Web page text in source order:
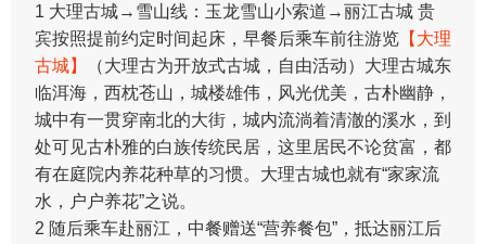
​1 大理古城→雪山线：玉龙雪山小索道→丽江古城 贵
宾按照提前约定时间起床，早餐后乘车前往游览 【大理
古城】
（大理古为开放式古城，自由活动）大理古城东
临洱海，西枕苍山，城楼雄伟，风光优美，古朴幽静，
城中有一贯穿南北的大街，城内流淌着清澈的溪水，到
处可见古朴雅的白族传统民居，这里居民不论贫富，都
有在庭院内养花种草的习惯。大理古城也就有“家家流
水，户户养花”之说。
2 随后乘车赴丽江，中餐赠送“营养餐包”，抵达丽江后